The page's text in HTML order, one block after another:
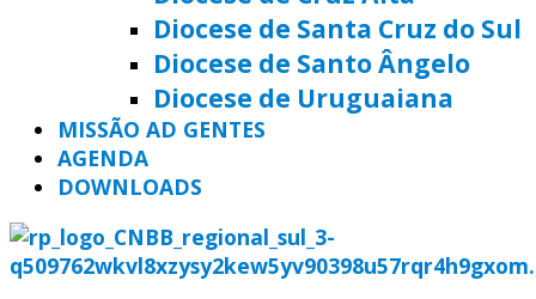
Diocese de Santa Cruz do Sul
Diocese de Santo Ângelo
Diocese de Uruguaiana
MISSÃO AD GENTES
AGENDA
DOWNLOADS